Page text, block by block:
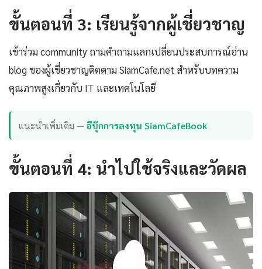
ขั้นตอนที่ 3: เรียนรู้จากผู้เชี่ยวชาญ
เข้าร่วม community ถามคำถามแลกเปลี่ยนประสบการณ์อ่าน
blog ของผู้เชี่ยวชาญติดตาม SiamCafe.net สำหรับบทความ
คุณภาพสูงเกี่ยวกับ IT และเทคโนโลยี
แนะนำเพิ่มเติม —อีบุ๊กการลงทุน SiamCafeBook
ขั้นตอนที่ 4: นำไปใช้จริงและวัดผล